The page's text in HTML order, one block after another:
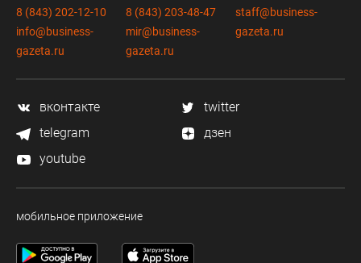
8 (843) 202-12-10
info@business-
gazeta.ru
8 (843) 203-48-47
mir@business-
gazeta.ru
staff@business-
gazeta.ru
вконтакте
twitter
telegram
дзен
youtube
мобильное приложение